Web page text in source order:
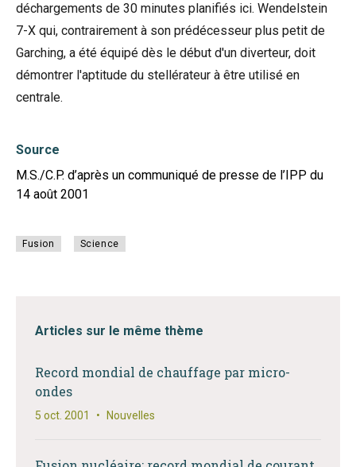
déchargements de 30 minutes planifiés ici. Wendelstein
7-X qui, contrairement à son prédécesseur plus petit de
Garching, a été équipé dès le début d'un diverteur, doit
démontrer l'aptitude du stellérateur à être utilisé en
centrale.
Source
M.S./C.P. d’après un communiqué de presse de l’IPP du
14 août 2001
Fusion Science
Articles sur le même thème
Record mondial de chauffage par micro-
ondes
5 oct. 2001 • Nouvelles